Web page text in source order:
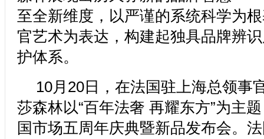
至全新维度，以严谨的系统科学为
官艺术为表达，构建起独具品牌辨
护体系。
10月20日，在法国驻上海总领事
莎森林以“百年法奢 再耀东方”为主
国市场五周年庆典暨新品发布会。